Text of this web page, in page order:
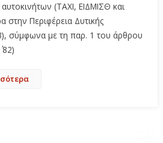
(ΤΑΧΙ, ΕΙΔΜΙΣΘ και
στην Περιφέρεια Δυτικής
σύμφωνα με τη παρ. 1 του άρθρου
82)